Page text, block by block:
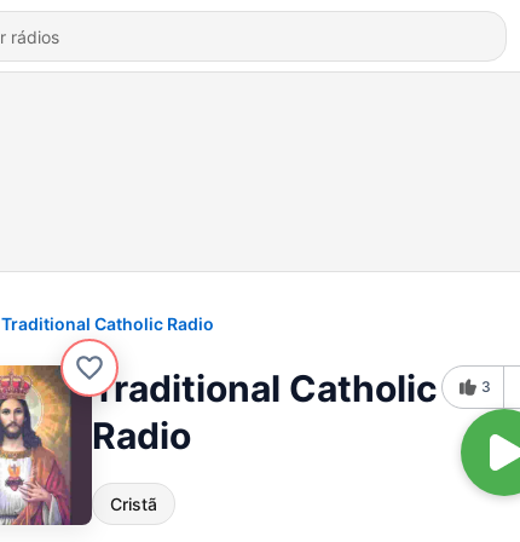
Traditional Catholic Radio
Traditional Catholic
Radio
Cristã
3